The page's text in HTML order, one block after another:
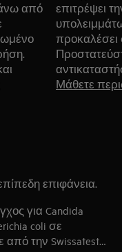
από
επιτρέψει
προκαλέσει
Μάθετε
επιφάνεια.
για Candida
coli σε
από την Swissatest